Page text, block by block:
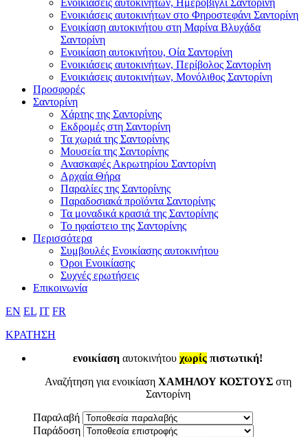
Ενοικιάσεις αυτοκινήτων στο Φηροστεφάνι Σαντορίνη
Ενοικίαση αυτοκινήτου στη Μαρίνα Βλυχάδα
Σαντορίνη
Ενοικίαση αυτοκινήτου, Οία Σαντορίνη
Ενοικιάσεις αυτοκινήτων, Περίβολος Σαντορίνη
Ενοικιάσεις αυτοκινήτων, Μονόλιθος Σαντορίνη
Προσφορές
Σαντορίνη
Χάρτης της Σαντορίνης
Εκδρομές στη Σαντορίνη
Τα χωριά της Σαντορίνης
Μουσεία της Σαντορίνης
Ανασκαφές Ακρωτηρίου Σαντορίνη
Αρχαία Θήρα
Παραλίες της Σαντορίνης
Παραδοσιακά προϊόντα Σαντορίνης
Τα μοναδικά κρασιά της Σαντορίνης
Το ηφαίστειο της Σαντορίνης
Περισσότερα
Συμβουλές Ενοικίασης αυτοκινήτου
Όροι Ενοικίασης
Συχνές ερωτήσεις
Επικοινωνία
EN EL IT FR
ΚΡΑΤΗΣΗ
ενοικίαση αυτοκινήτου χωρίς πιστωτική!
Αναζήτηση για ενοικίαση ΧΑΜΗΛΟΥ ΚΟΣΤΟΥΣ στη
Σαντορίνη
Παραλαβή
Παράδοση